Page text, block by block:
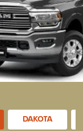
DAKOTA